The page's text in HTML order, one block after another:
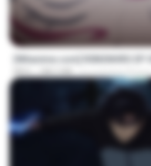
[Witanime.com] R0NSNHRS EP
MP4 188.5 MB il y a environ 8